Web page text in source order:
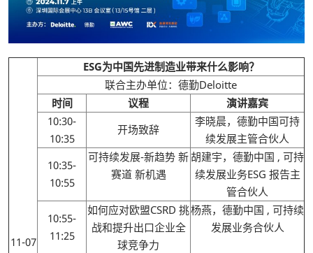
11-07
ESG为中国先进制造业带来什么影响？
联合主办单位：德勤Deloitte
时间
议程
演讲嘉宾
10:30-
10:35
开场致辞
李晓晨，德勤中国可持
续发展主管合伙人
10:35-
10:55
可持续发展-新趋势 新
赛道 新机遇
胡建宇，德勤中国 , 可持
续发展业务ESG 报告主
管合伙人
10:55-
11:25
如何应对欧盟CSRD 挑
战和提升出口企业全
球竞争力
杨燕，德勤中国 , 可持续
发展业务合伙人